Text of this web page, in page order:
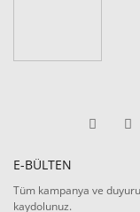
E-BÜLTEN
Tüm kampanya ve
kaydolunuz.